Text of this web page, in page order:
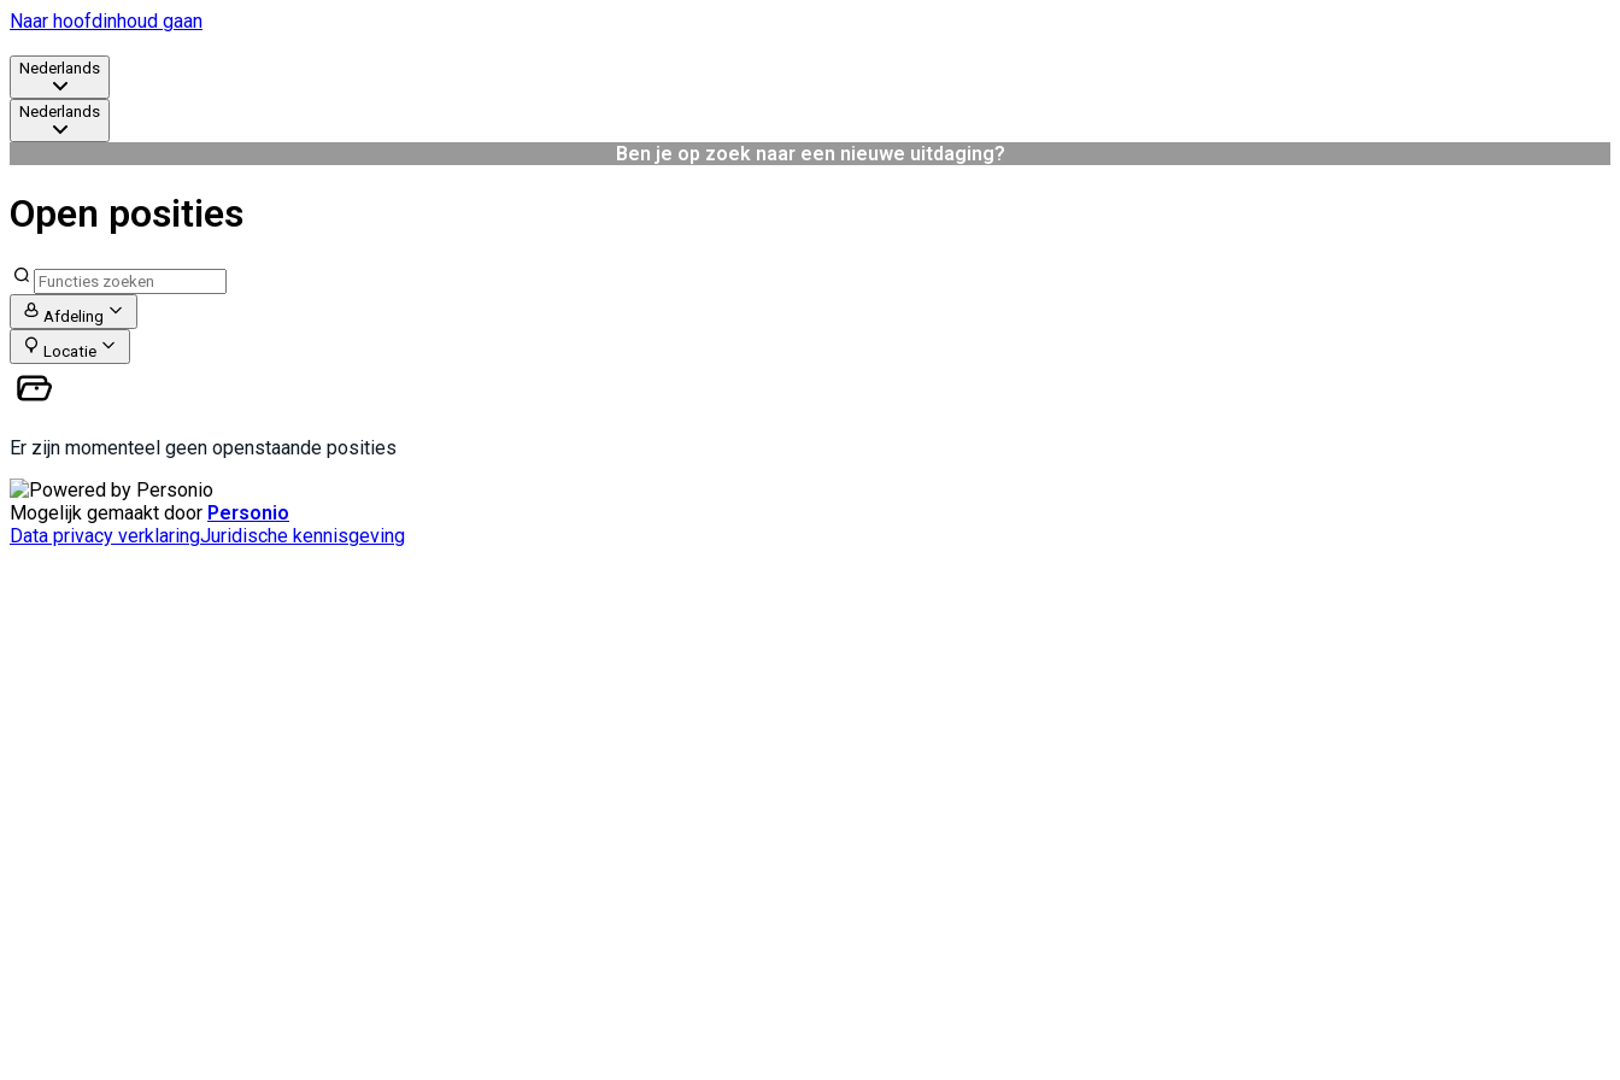
Naar hoofdinhoud gaan
Nederlands
Nederlands
Ben je op zoek naar een nieuwe uitdaging?
Open posities
Afdeling
Locatie
Er zijn momenteel geen openstaande posities
Mogelijk gemaakt door Personio
Data privacy verklaringJuridische kennisgeving